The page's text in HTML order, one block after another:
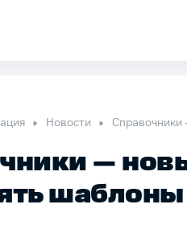
Новости Справочники
—